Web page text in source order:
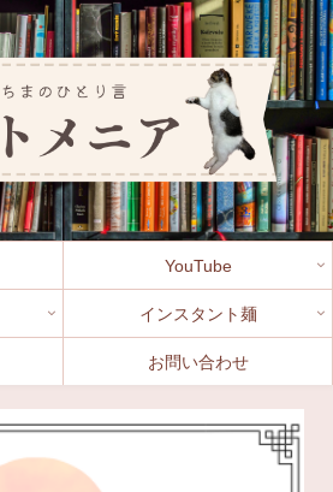
YouTube
インスタント麺
お問い合わせ